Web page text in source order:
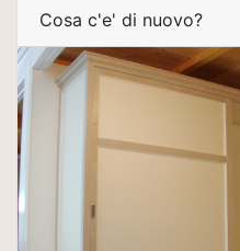
Cosa c'e' di nuovo?